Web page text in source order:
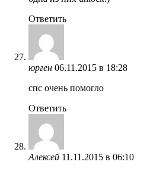
Ответить
юрген 06.11.2015 в 18:28
спс очень помогло
Ответить
Алексей 11.11.2015 в 06:10